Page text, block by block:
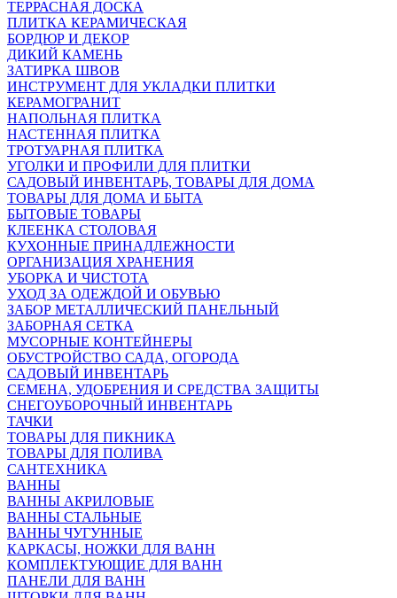
ТЕРРАСНАЯ ДОСКА
ПЛИТКА КЕРАМИЧЕСКАЯ
БОРДЮР И ДЕКОР
ДИКИЙ КАМЕНЬ
ЗАТИРКА ШВОВ
ИНСТРУМЕНТ ДЛЯ УКЛАДКИ ПЛИТКИ
КЕРАМОГРАНИТ
НАПОЛЬНАЯ ПЛИТКА
НАСТЕННАЯ ПЛИТКА
ТРОТУАРНАЯ ПЛИТКА
УГОЛКИ И ПРОФИЛИ ДЛЯ ПЛИТКИ
САДОВЫЙ ИНВЕНТАРЬ, ТОВАРЫ ДЛЯ ДОМА
ТОВАРЫ ДЛЯ ДОМА И БЫТА
БЫТОВЫЕ ТОВАРЫ
КЛЕЕНКА СТОЛОВАЯ
КУХОННЫЕ ПРИНАДЛЕЖНОСТИ
ОРГАНИЗАЦИЯ ХРАНЕНИЯ
УБОРКА И ЧИСТОТА
УХОД ЗА ОДЕЖДОЙ И ОБУВЬЮ
ЗАБОР МЕТАЛЛИЧЕСКИЙ ПАНЕЛЬНЫЙ
ЗАБОРНАЯ СЕТКА
МУСОРНЫЕ КОНТЕЙНЕРЫ
ОБУСТРОЙСТВО САДА, ОГОРОДА
САДОВЫЙ ИНВЕНТАРЬ
СЕМЕНА, УДОБРЕНИЯ И СРЕДСТВА ЗАЩИТЫ
СНЕГОУБОРОЧНЫЙ ИНВЕНТАРЬ
ТАЧКИ
ТОВАРЫ ДЛЯ ПИКНИКА
ТОВАРЫ ДЛЯ ПОЛИВА
САНТЕХНИКА
ВАННЫ
ВАННЫ АКРИЛОВЫЕ
ВАННЫ СТАЛЬНЫЕ
ВАННЫ ЧУГУННЫЕ
КАРКАСЫ, НОЖКИ ДЛЯ ВАНН
КОМПЛЕКТУЮЩИЕ ДЛЯ ВАНН
ПАНЕЛИ ДЛЯ ВАНН